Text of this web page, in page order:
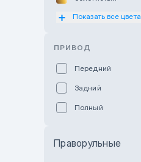
Оранжевый
Показать все цвета
ПРИВОД
Передний
Задний
Полный
Праворульные